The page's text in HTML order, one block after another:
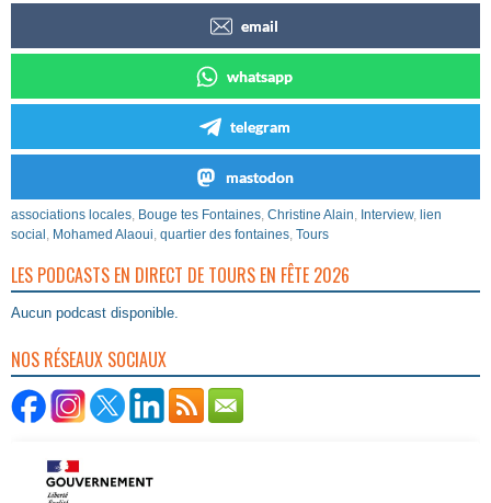
email
whatsapp
telegram
mastodon
associations locales, Bouge tes Fontaines, Christine Alain, Interview, lien
social , Mohamed Alaoui, quartier des fontaines, Tours
LES PODCASTS EN DIRECT DE TOURS EN FÊTE 2026
Aucun podcast disponible.
NOS RÉSEAUX SOCIAUX